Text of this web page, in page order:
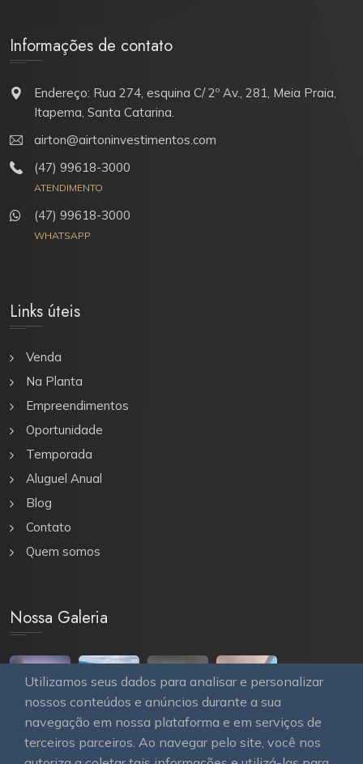
Utilizamos seus dados para analisar e personalizar
nossos conteúdos e anúncios durante a sua
navegação em nossa plataforma e em serviços de
terceiros parceiros. Ao navegar pelo site, você nos
Informações de contato
Endereço: Rua 274, esquina C/ 2º Av., 281, Meia Praia,
Itapema, Santa Catarina.
airton@airtoninvestimentos.com
(47) 99618-3000
ATENDIMENTO
(47) 99618-3000
WHATSAPP
Links úteis
Venda
Na Planta
Empreendimentos
Oportunidade
Temporada
Aluguel Anual
Blog
Contato
Quem somos
Nossa Galeria